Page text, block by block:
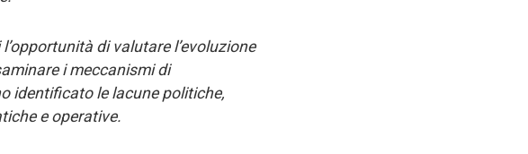
di valutare l’evoluzione
i meccanismi di
identificato le lacune politiche,
e operative.